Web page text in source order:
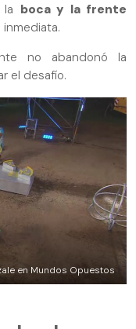
boca y la frente
inmediata.
no abandonó la
el desafío.
en Mundos Opuestos